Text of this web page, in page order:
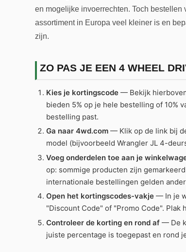
en mogelijke invoerrechten. Toch
assortiment in Europa veel kleiner is en
zijn.
ZO PAS JE EEN 4 WHEEL
Kies je kortingscode— Bekijk hierboven
bieden 5% op je hele bestelling of 10%
bestelling past.
Ga naar 4wd.com— Klik op de link bij
model (bijvoorbeeld Wrangler JL 4-
Voeg onderdelen toe aan je
op: sommige producten zijn
internationale bestellingen gelden
Open het kortingscodes-vakje— In je
"Discount Code" of "Promo Code".
Controleer de korting en rond af— De
juiste percentage is toegepast en rond